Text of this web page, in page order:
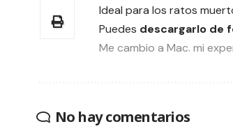
Ideal para los ratos
Puedes descargarlo de
Me cambio a Mac. mi
No hay comentarios